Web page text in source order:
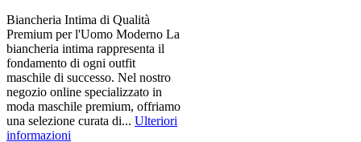
Biancheria Intima di Qualità
Premium per l'Uomo Moderno La
biancheria intima rappresenta il
fondamento di ogni outfit
maschile di successo. Nel nostro
negozio online specializzato in
moda maschile premium, offriamo
una selezione curata di... Ulteriori
informazioni